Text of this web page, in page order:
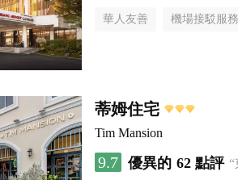
華人友善 機場接駁服務
蒂姆住宅
Tim Mansion
9.7 優異的 62 點評